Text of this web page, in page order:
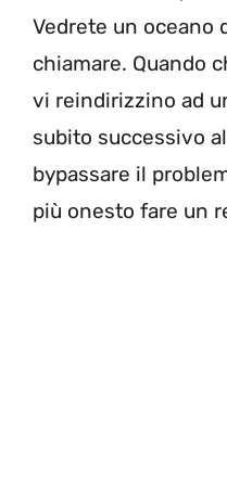
Vedrete un oceano
chiamare. Quando
vi reindirizzino ad
subito successivo
bypassare il
più onesto fare un